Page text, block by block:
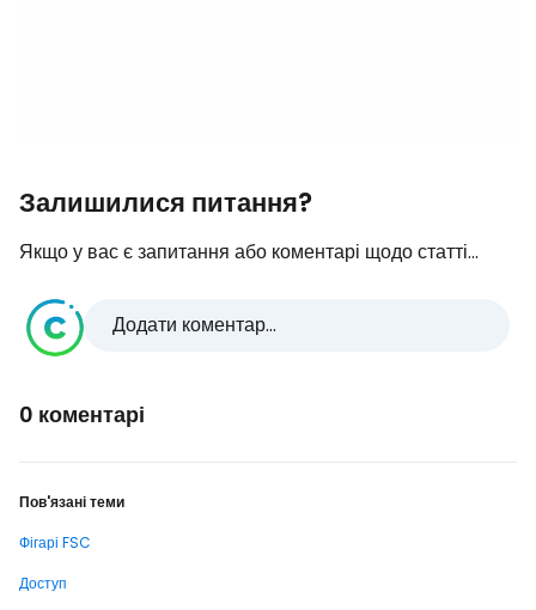
Залишилися питання?
Якщо у вас є запитання або коментарі щодо статті...
Додати коментар...
0 коментарі
Пов'язані теми
Фігарі FSC
Доступ